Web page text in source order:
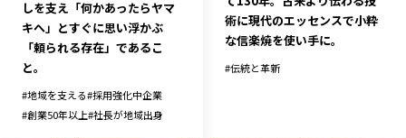
しを支え「何かあったらヤマ
キへ」とすぐに思い浮かぶ
「頼られる存在」であるこ
と。
#地域を支える#採用強化中企業
#創業50年以上#社長が地域出身
術に現代のエッセンスで小粋
な信楽焼を使い手に。
#伝統と革新